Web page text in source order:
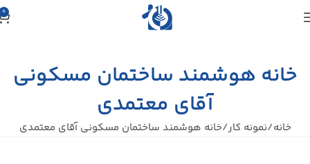
0
خانه هوشمند ساختمان مسکونی
آقای معتمدی
خانه نمونه کار خانه هوشمند ساختمان مسکونی آقای معتمدی